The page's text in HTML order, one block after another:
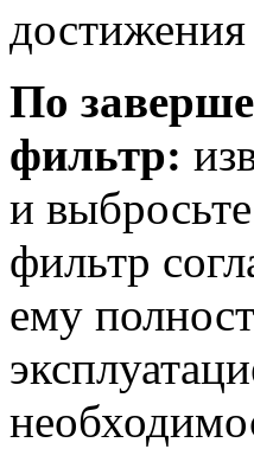
По
фильтр:
и
фильтр
ему